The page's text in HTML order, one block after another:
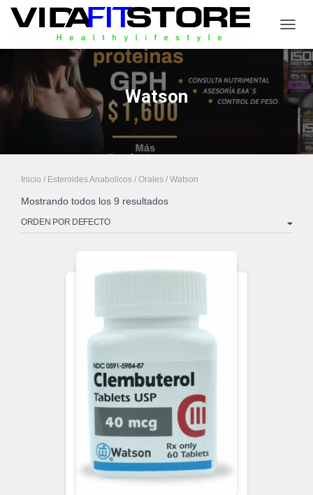
Watson
Inicio / Esteroides Anabolicos / Orales / Watson
Mostrando todos los 9 resultados